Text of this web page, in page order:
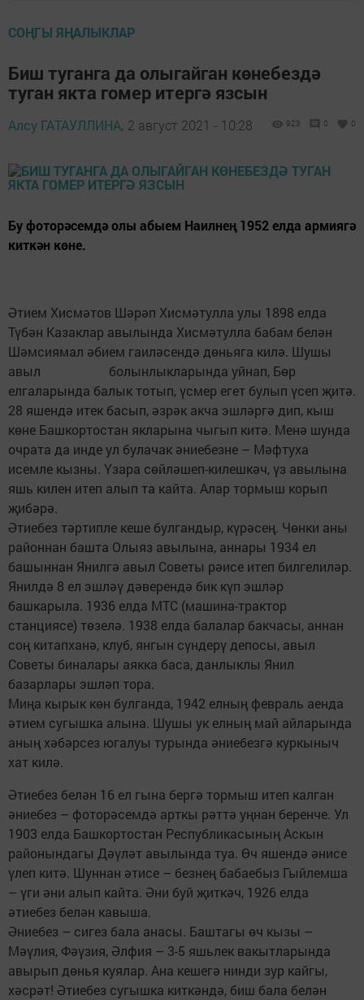
СОҢГЫ ЯҢАЛЫКЛАР
Биш туганга да олыгайган көнебездә
туган якта гомер итергә язсын
Алсу ГАТАУЛЛИНА, 2 август 2021 - 10:28 923 0 0
Бу фоторәсемдә олы абыем Наилнең 1952 елда армиягә
киткән көне.
Әтием Хисмәтов Шәрәп Хисмәтулла улы 1898 елда
Түбән Казаклар авылында Хисмәтулла бабам белән
Шәмсиямал әбием гаиләсендә дөньяга килә. Шушы
авыл болынлыкларында уйнап, Бөр
елгаларында балык тотып, үсмер егет булып үсеп җитә.
28 яшендә итек басып, әзрәк акча эшләргә дип, кыш
көне Башкортостан якларына чыгып китә. Менә шунда
очрата да инде ул булачак әниебезне – Мәфтуха
исемле кызны. Үзара сөйләшеп-килешкәч, үз авылына
яшь килен итеп алып та кайта. Алар тормыш корып
җибәрә.
Әтиебез тәртипле кеше булгандыр, күрәсең. Чөнки аны
районнан башта Олыяз авылына, аннары 1934 ел
башыннан Янилгә авыл Советы рәисе итеп билгелиләр.
Янилдә 8 ел эшләү дәверендә бик күп эшләр
башкарыла. 1936 елда МТС (машина-трактор
станциясе) төзелә. 1938 елда балалар бакчасы, аннан
соң китапханә, клуб, янгын сүндерү депосы, авыл
Советы биналары аякка баса, данлыклы Янил
базарлары эшләп тора.
Миңа кырык көн булганда, 1942 елның февраль аенда
әтием сугышка алына. Шушы ук елның май айларында
аның хәбәрсез югалуы турында әниебезгә куркыныч
хат килә.
Әтиебез белән 16 ел гына бергә тормыш итеп калган
әниебез – фоторәсемдә арткы рәттә уңнан беренче. Ул
1903 елда Башкортостан Республикасының Аскын
районындагы Дәүләт авылында туа. Өч яшендә әнисе
үлеп китә. Шуннан әтисе – безнең бабаебыз Гыйлемша
– үги әни алып кайта. Әни буй җиткәч, 1926 елда
әтиебез белән кавыша.
Әниебез – сигез бала анасы. Баштагы өч кызы –
Мәүлия, Фәүзия, Әлфия – 3-5 яшьлек вакытларында
авырып дөнья куялар. Ана кешегә нинди зур кайгы,
хәсрәт! Әтиебез сугышка киткәндә, биш бала белән